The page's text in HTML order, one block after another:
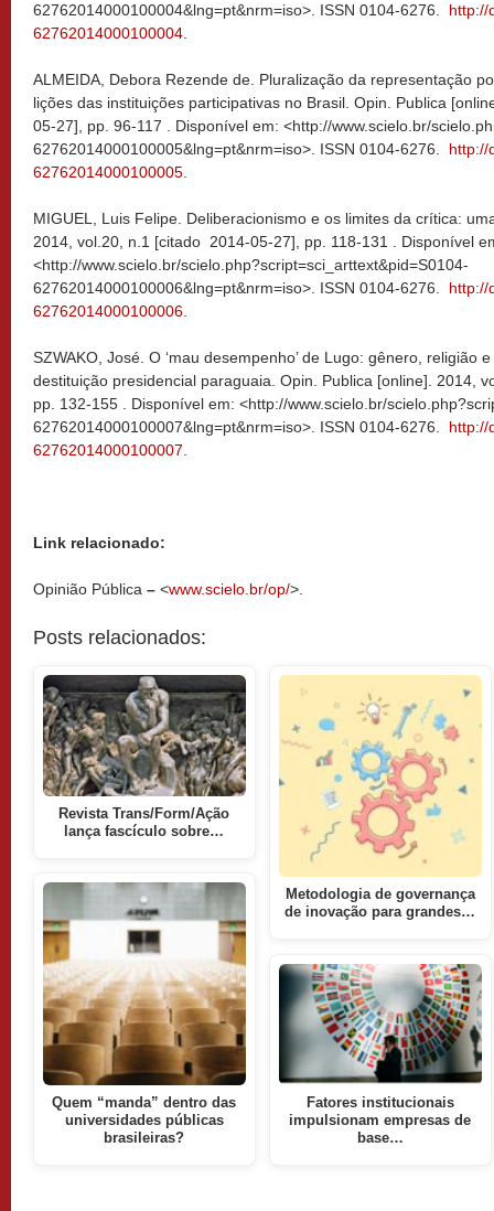
62762014000100004&lng=pt&nrm=iso>. ISSN 0104-6276. http://
62762014000100004
ALMEIDA, Debora Rezende de. Pluralização da representação
lições das instituições participativas no Brasil. Opin. Publica
05-27], pp. 96-117 . Disponível em: <http://www.scielo.br/
62762014000100005&lng=pt&nrm=iso>. ISSN 0104-6276. http://
62762014000100005
MIGUEL, Luis Felipe. Deliberacionismo e os limites da crítica:
2014, vol.20, n.1 [citado 2014-05-27], pp. 118-131 . Disponível
<http://www.scielo.br/scielo.php?script=sci_arttext&pid=S0104-
62762014000100006&lng=pt&nrm=iso>. ISSN 0104-6276. http://
62762014000100006
SZWAKO, José. O ‘mau desempenho’ de Lugo: gênero, religião
destituição presidencial paraguaia. Opin. Publica [online]. 2014,
pp. 132-155 . Disponível em: <http://www.scielo.br/
62762014000100007&lng=pt&nrm=iso>. ISSN 0104-6276. http://
62762014000100007
Link relacionado:
Opinião Pública – <www.scielo.br/op/>.
Posts relacionados:
Revista Trans/Form/Ação
lança fascículo sobre…
Quem “manda” dentro das
universidades públicas
brasileiras?
Metodologia de governança
de inovação para grandes…
Fatores institucionais
impulsionam empresas de
base…